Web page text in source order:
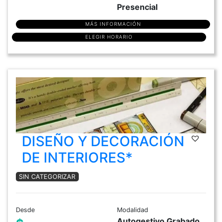
Presencial
MÁS INFORMACIÓN
ELEGIR HORARIO
DISEÑO Y DECORACIÓN
DE INTERIORES*
SIN CATEGORIZAR
Desde Modalidad